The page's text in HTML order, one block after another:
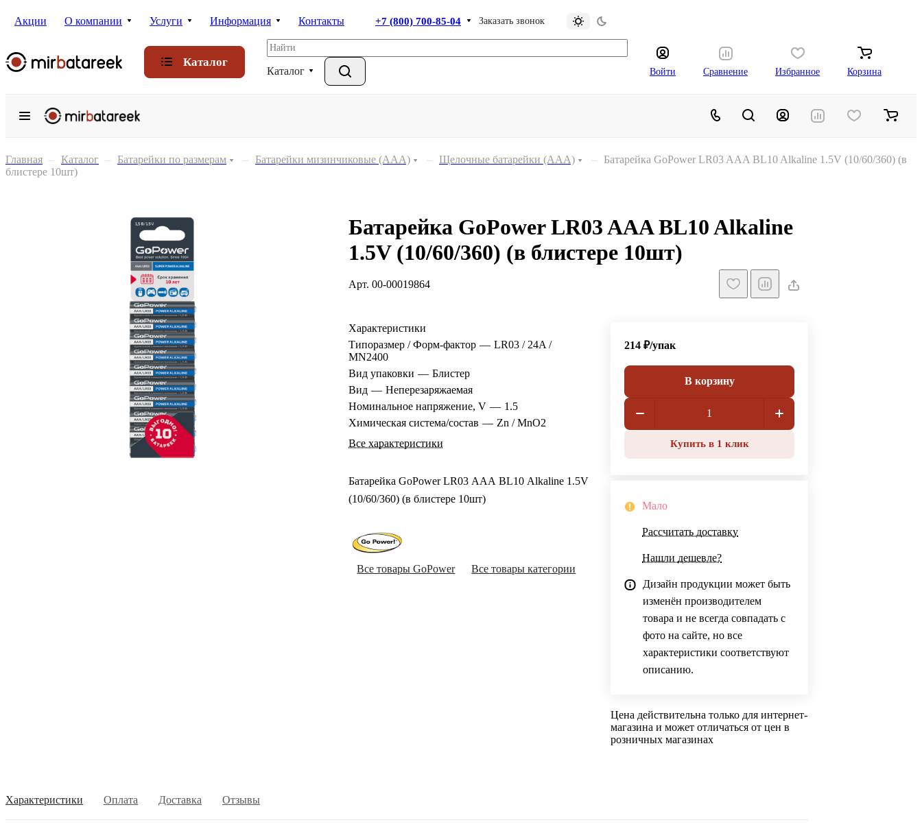
Акции О компании Услуги Информация Контакты +7 (800) 700-85-04 Заказать звонок
Каталог
Каталог Войти Сравнение Избранное Корзина
Главная – Каталог – Батарейки по размерам – Батарейки мизинчиковые (ААА) – Щелочные батарейки (ААА) –
Батарейка GoPower LR03 AAA BL10 Alkaline 1.5V (10/60/360) (в
блистере 10шт)
Батарейка GoPower LR03 AAA BL10 Alkaline
1.5V (10/60/360) (в блистере 10шт)
Арт.00-00019864
Характеристики
Типоразмер / Форм-фактор — LR03 / 24A /
MN2400
Вид упаковки — Блистер
Вид — Неперезаряжаемая
Номинальное напряжение, V — 1.5
Химическая система/состав — Zn / MnO2
Все характеристики
Батарейка GoPower LR03 AAA BL10 Alkaline 1.5V
(10/60/360) (в блистере 10шт)
Все товары GoPower Все товары категории
214 ₽/упак
В корзину
Купить в 1 клик
Мало
Рассчитать доставку
Нашли дешевле?
Дизайн продукции может быть
изменён производителем
товара и не всегда совпадать с
фото на сайте, но все
характеристики соответствуют
описанию.
Цена действительна только для интернет-
магазина и может отличаться от цен в
розничных магазинах
Характеристики Оплата Доставка Отзывы